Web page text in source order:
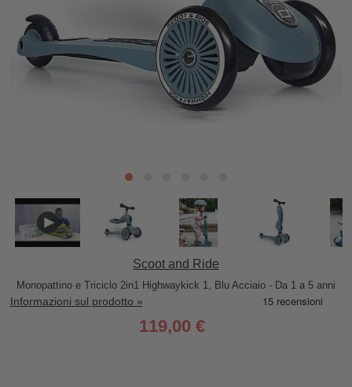
Scoot and Ride
Monopattino e Triciclo 2in1 Highwaykick 1, Blu Acciaio - Da 1 a 5 anni
Informazioni sul prodotto »
119,00 €